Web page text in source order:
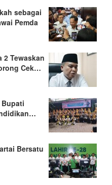
sebagai
Pemda
2 Tewaskan
Cek…
Bersatu